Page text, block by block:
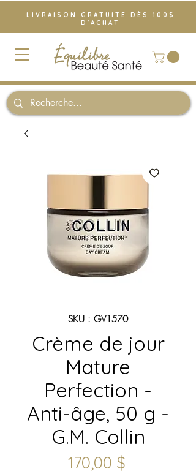
LIVRAISON GRATUITE DÈS 100$
D'ACHAT
SKU : GV1570
Crème de jour
Mature
Perfection -
Anti-âge, 50 g -
G.M. Collin
170,00 $Prix